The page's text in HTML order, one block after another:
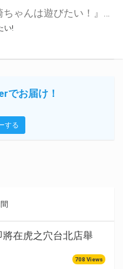
い!
でお届け！
する
將在虎之穴台北店舉
708 Views